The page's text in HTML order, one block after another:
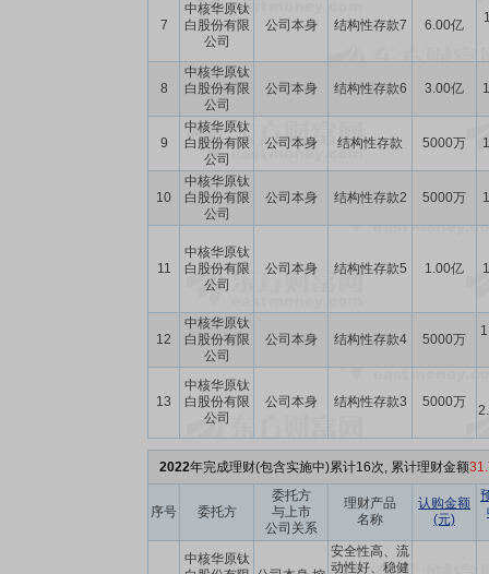
7
中核华原钛
白股份有限
公司
公司本身 结构性存款7 6.00亿
8
中核华原钛
白股份有限
公司
公司本身 结构性存款6 3.00亿
9
中核华原钛
白股份有限
公司
公司本身 结构性存款 5000万
10
中核华原钛
白股份有限
公司
公司本身 结构性存款2 5000万
11
中核华原钛
白股份有限
公司
公司本身 结构性存款5 1.00亿
12
中核华原钛
白股份有限
公司
公司本身 结构性存款4 5000万
13
中核华原钛
白股份有限
公司
公司本身 结构性存款3 5000万
2022年完成理财(包含实施中)累计16次, 累计理财金额
序号 委托方
委托方
与上市
公司关系
理财产品
名称
认购金额
(元)
中核华原钛
安全性高、流
动性好、稳健